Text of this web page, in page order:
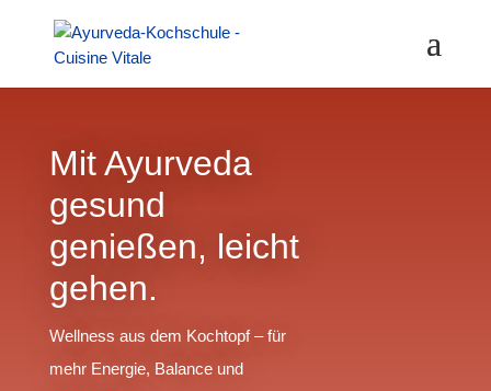
Mit Ayurveda
gesund
genießen, leicht
gehen.
Wellness aus dem Kochtopf – für
mehr Energie, Balance und